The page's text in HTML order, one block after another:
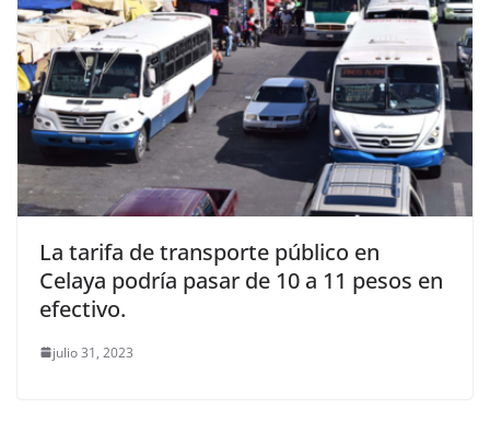
La tarifa de transporte público en
Celaya podría pasar de 10 a 11 pesos en
efectivo.
julio 31, 2023